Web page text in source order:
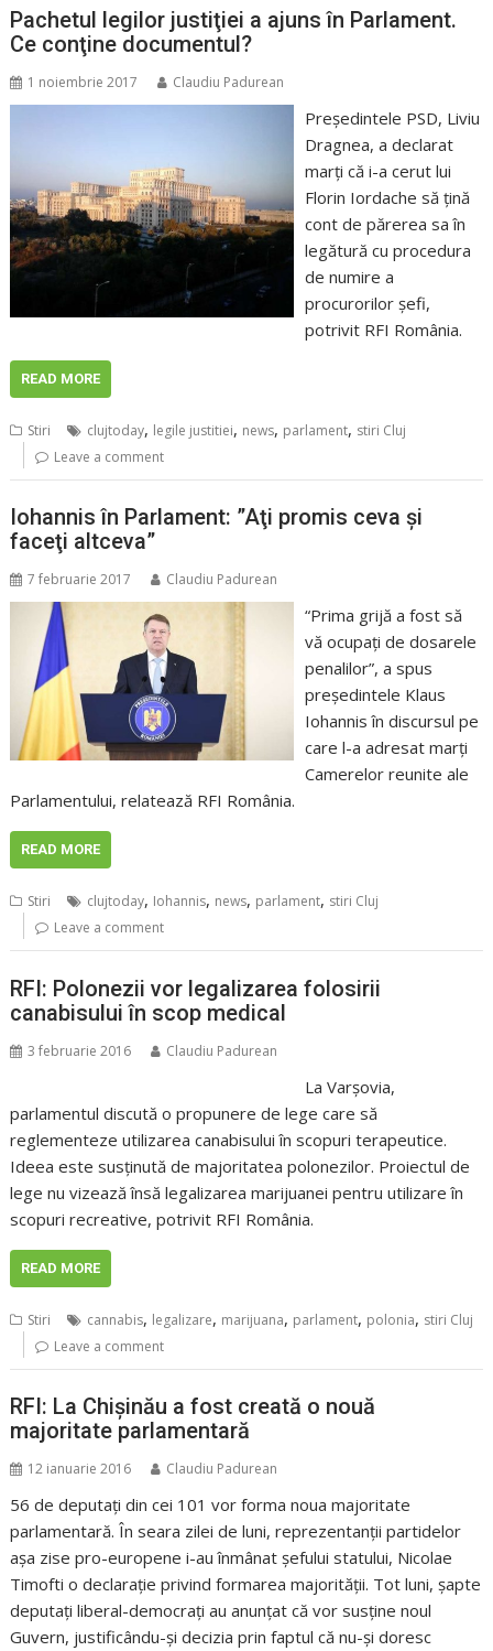
Pachetul legilor justiţiei a ajuns în Parlament.
Ce conţine documentul?
1 noiembrie 2017 Claudiu Padurean
Preşedintele PSD, Liviu
Dragnea, a declarat
marţi că i-a cerut lui
Florin Iordache să ţină
cont de părerea sa în
legătură cu procedura
de numire a
procurorilor şefi,
potrivit RFI România.
READ MORE
Stiri clujtoday, legile justitiei, news, parlament, stiri Cluj
Leave a comment
Iohannis în Parlament: ”Aţi promis ceva şi
faceţi altceva”
7 februarie 2017 Claudiu Padurean
“Prima grijă a fost să
vă ocupaţi de dosarele
penalilor”, a spus
preşedintele Klaus
Iohannis în discursul pe
care l-a adresat marţi
Camerelor reunite ale
Parlamentului, relatează RFI România.
READ MORE
Stiri clujtoday, Iohannis, news, parlament, stiri Cluj
Leave a comment
RFI: Polonezii vor legalizarea folosirii
canabisului în scop medical
3 februarie 2016 Claudiu Padurean
La Varșovia,
parlamentul discută o propunere de lege care să
reglementeze utilizarea canabisului în scopuri terapeutice.
Ideea este susținută de majoritatea polonezilor. Proiectul de
lege nu vizează însă legalizarea marijuanei pentru utilizare în
scopuri recreative, potrivit RFI România.
READ MORE
Stiri cannabis, legalizare, marijuana, parlament, polonia, stiri Cluj
Leave a comment
RFI: La Chișinău a fost creată o nouă
majoritate parlamentară
12 ianuarie 2016 Claudiu Padurean
56 de deputați din cei 101 vor forma noua majoritate
parlamentară. În seara zilei de luni, reprezentanții partidelor
așa zise pro-europene i-au înmânat șefului statului, Nicolae
Timofti o declarație privind formarea majorității. Tot luni, șapte
deputați liberal-democrați au anunțat că vor susține noul
Guvern, justificându-și decizia prin faptul că nu-și doresc